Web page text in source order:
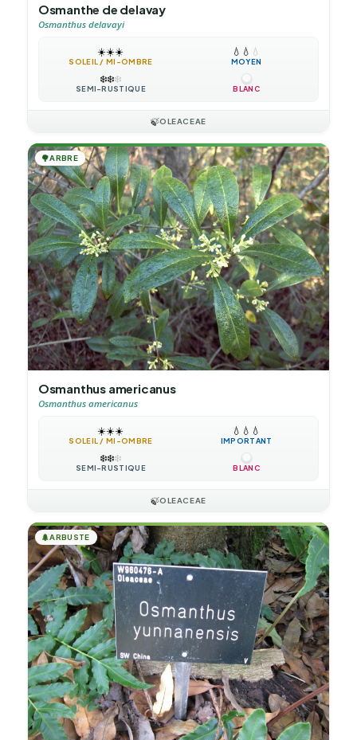
Osmanthe de delavay
Osmanthus delavayi
☀️☀️☀️
SOLEIL / MI-OMBRE
💧 💧 💧
MOYEN
❄️❄️❄️
SEMI-RUSTIQUE BLANC
🍃OLEACEAE
🌳ARBRE
Osmanthus americanus
Osmanthus americanus
☀️☀️☀️
SOLEIL / MI-OMBRE
💧 💧 💧
IMPORTANT
❄️❄️❄️
SEMI-RUSTIQUE BLANC
🍃OLEACEAE
🌲ARBUSTE